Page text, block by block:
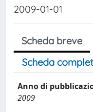
2009-01-01
Scheda breve
Scheda
Anno di
2009